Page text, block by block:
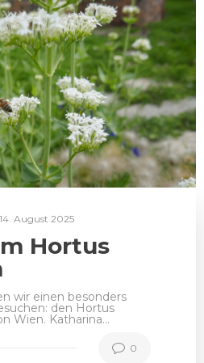
14. August 2025
Hortus
wir einen besonders
den Hortus
Wien. Katharina…
0